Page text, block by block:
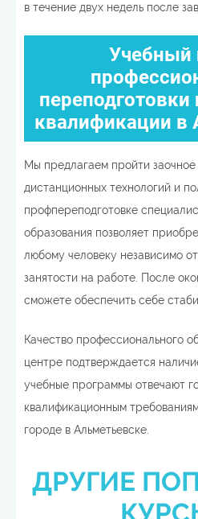
в течение двух недель после
Учебный
квалификации в
Мы предлагаем пройти
дистанционных технологий и
профпереподготовке
образования позволяет
любому человеку независимо
занятости на работе. После
сможете обеспечить себе
Качество профессионального
центре подтверждается
учебные программы отвечают
квалификационным
городе в Альметьевске.
ДРУГИЕ